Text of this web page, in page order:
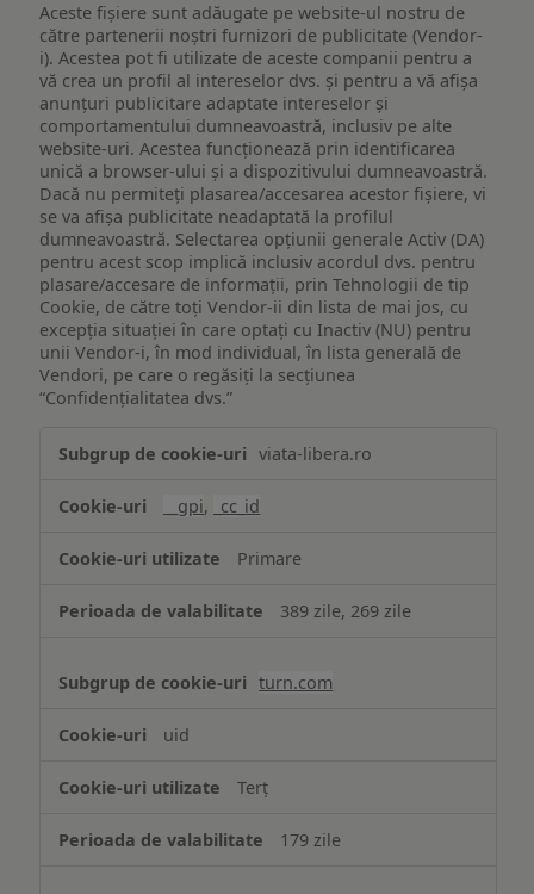
Aceste fișiere sunt adăugate pe website-ul nostru de
către partenerii noștri furnizori de publicitate (Vendor-
i). Acestea pot fi utilizate de aceste companii pentru a
vă crea un profil al intereselor dvs. și pentru a vă afișa
anunțuri publicitare adaptate intereselor și
comportamentului dumneavoastră, inclusiv pe alte
website-uri. Acestea funcționează prin identificarea
unică a browser-ului și a dispozitivului dumneavoastră.
Dacă nu permiteți plasarea/accesarea acestor fișiere, vi
se va afișa publicitate neadaptată la profilul
dumneavoastră. Selectarea opțiunii generale Activ (DA)
pentru acest scop implică inclusiv acordul dvs. pentru
plasare/accesare de informații, prin Tehnologii de tip
Cookie, de către toți Vendor-ii din lista de mai jos, cu
excepția situației în care optați cu Inactiv (NU) pentru
unii Vendor-i, în mod individual, în lista generală de
Vendori, pe care o regăsiți la secțiunea
“Confidențialitatea dvs.”
țintită
viata-libera.ro
__gpi, _cc_id
Primare
389 zile, 269 zile
turn.com
uid
Terț
179 zile